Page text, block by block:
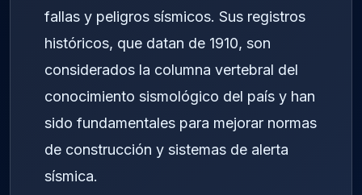
fallas y peligros sísmicos. Sus registros
históricos, que datan de 1910, son
considerados la columna vertebral del
conocimiento sismológico del país y han
sido fundamentales para mejorar normas
de construcción y sistemas de alerta
sísmica.